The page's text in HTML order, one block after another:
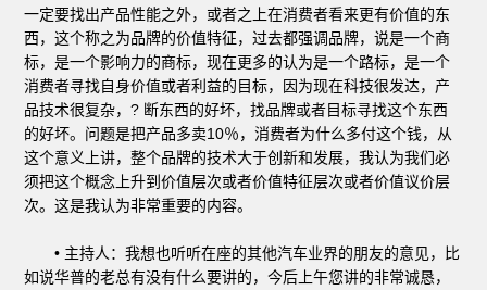
一定要找出产品性能之外，或者之上在消费者看来更有价值的东
西，这个称之为品牌的价值特征，过去都强调品牌，说是一个商
标，是一个影响力的商标，现在更多的认为是一个路标，是一个
消费者寻找自身价值或者利益的目标，因为现在科技很发达，产
品技术很复杂，? 断东西的好坏，找品牌或者目标寻找这个东西
的好坏。问题是把产品多卖10％，消费者为什么多付这个钱，从
这个意义上讲，整个品牌的技术大于创新和发展，我认为我们必
须把这个概念上升到价值层次或者价值特征层次或者价值议价层
次。这是我认为非常重要的内容。
• 主持人：我想也听听在座的其他汽车业界的朋友的意见，比
如说华普的老总有没有什么要讲的，今后上午您讲的非常诚恳，